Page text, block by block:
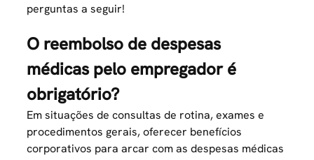
perguntas a seguir!
O reembolso de despesas
médicas pelo empregador é
obrigatório?
Em situações de consultas de rotina, exames e
procedimentos gerais, oferecer benefícios
corporativos para arcar com as despesas médicas